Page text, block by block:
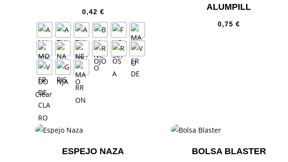
0,42 €
Clear
ALUMPILL
0,75 €
ESPEJO NAZA BOLSA BLASTER